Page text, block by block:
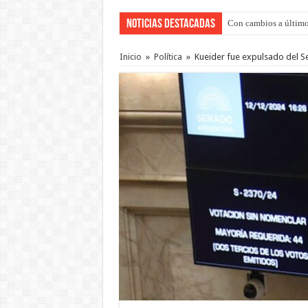
Noticias Destacadas Con cambios a
Adopción en Entre
Inicio » Política » Kueider fue expulsado del